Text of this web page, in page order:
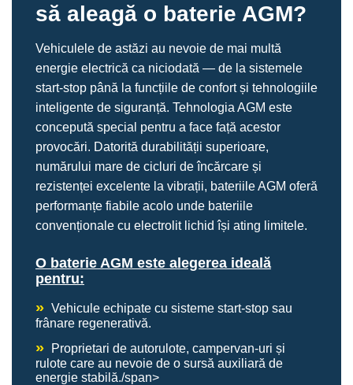
să aleagă o baterie AGM?
Vehiculele de astăzi au nevoie de mai multă
energie electrică ca niciodată — de la sistemele
start-stop până la funcțiile de confort și tehnologiile
inteligente de siguranță. Tehnologia AGM este
concepută special pentru a face față acestor
provocări. Datorită durabilității superioare,
numărului mare de cicluri de încărcare și
rezistenței excelente la vibrații, bateriile AGM oferă
performanțe fiabile acolo unde bateriile
convenționale cu electrolit lichid își ating limitele.
O baterie AGM este alegerea ideală
pentru:
» Vehicule echipate cu sisteme start-stop sau
frânare regenerativă.
»
Proprietari de autorulote, campervan-uri și
rulote care au nevoie de o sursă auxiliară de
energie stabilă./span>